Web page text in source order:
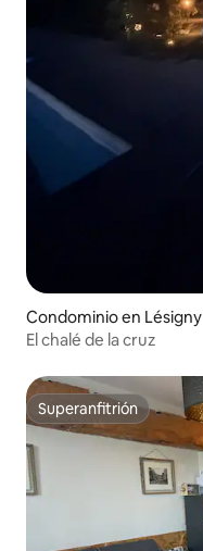
Condominio en Lésigny
El chalé de la cruz
Superanfitrión
Superanfitrión